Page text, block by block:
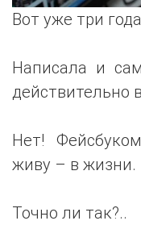
Вот уже три
Написала и
действительно
Нет!
живу – в жизни.
Точно ли так?..